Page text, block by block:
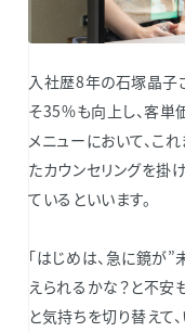
入社歴8年の石塚晶子
そ35%も向上し、客単
メニューにおいて、こ
たカウンセリングを掛
ているといいます。
「はじめは、急に鏡が
えられるかな？と不安
と気持ちを切り替えて